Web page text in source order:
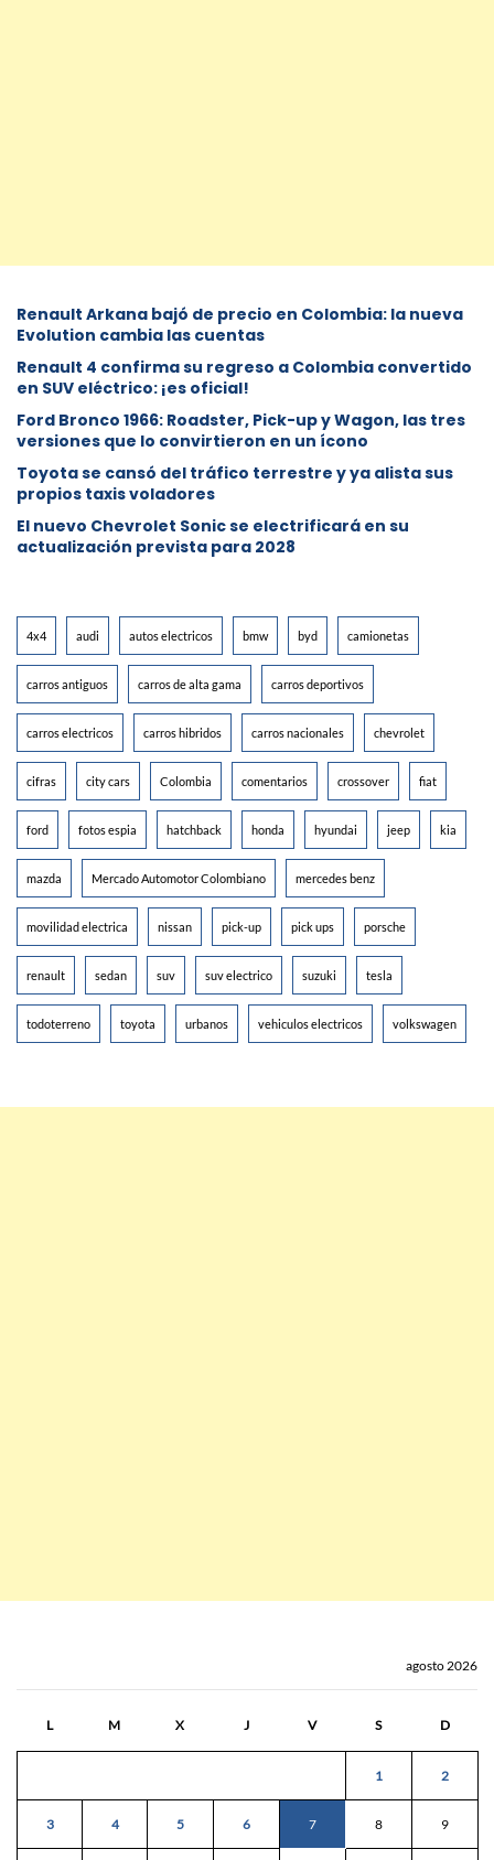
Renault Arkana bajó de precio en Colombia: la nueva
Evolution cambia las cuentas
Renault 4 confirma su regreso a Colombia convertido
en SUV eléctrico: ¡es oficial!
Ford Bronco 1966: Roadster, Pick-up y Wagon, las tres
versiones que lo convirtieron en un ícono
Toyota se cansó del tráfico terrestre y ya alista sus
propios taxis voladores
El nuevo Chevrolet Sonic se electrificará en su
actualización prevista para 2028
4x4 audi autos electricos bmw byd camionetas
carros antiguos carros de alta gama carros deportivos
carros electricos carros hibridos carros nacionales chevrolet
cifras city cars Colombia comentarios crossover fiat
ford fotos espia hatchback honda hyundai jeep kia
mazda Mercado Automotor Colombiano mercedes benz
movilidad electrica nissan pick-up pick ups porsche
renault sedan suv suv electrico suzuki tesla
todoterreno toyota urbanos vehiculos electricos volkswagen
agosto 2026
L M X J V S D
1 2
3 4 5 6 7 8 9